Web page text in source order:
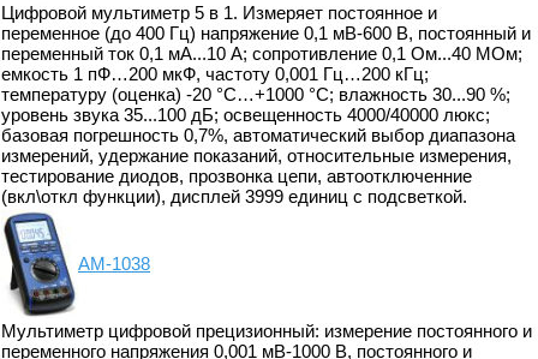
Цифровой мультиметр 5 в 1. Измеряет постоянное и
переменное (до 400 Гц) напряжение 0,1 мВ-600 В, постоянный и
переменный ток 0,1 мА...10 А; сопротивление 0,1 Ом...40 МОм;
емкость 1 пФ…200 мкФ, частоту 0,001 Гц…200 кГц;
температуру (оценка) -20 °C…+1000 °C; влажность 30...90 %;
уровень звука 35...100 дБ; освещенность 4000/40000 люкс;
базовая погрешность 0,7%, автоматический выбор диапазона
измерений, удержание показаний, относительные измерения,
тестирование диодов, прозвонка цепи, автоотключенние
(вкл\откл функции), дисплей 3999 единиц с подсветкой.
АМ-1038
Мультиметр цифровой прецизионный: измерение постоянного и
переменного напряжения 0,001 мВ-1000 В, постоянного и